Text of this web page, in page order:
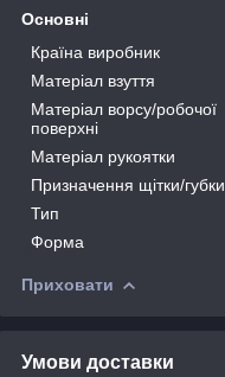
Основні
Країна виробник
Матеріал взуття
Матеріал ворсу/робочої
поверхні
Матеріал рукоятки
Призначення щітки/губки
Тип
Форма
Приховати
Умови доставки